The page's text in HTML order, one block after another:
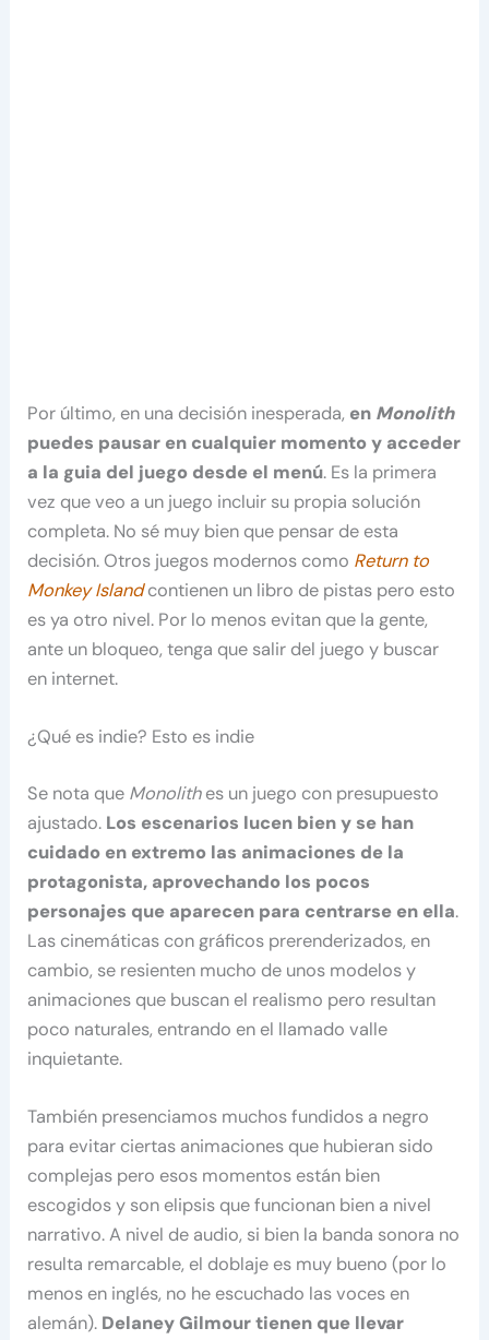
Por último, en una decisión inesperada, en Monolith
puedes pausar en cualquier momento y acceder
a la guia del juego desde el menú. Es la primera
vez que veo a un juego incluir su propia solución
completa. No sé muy bien que pensar de esta
decisión. Otros juegos modernos como Return to
Monkey Islandcontienen un libro de pistas pero esto
es ya otro nivel. Por lo menos evitan que la gente,
ante un bloqueo, tenga que salir del juego y buscar
en internet.
¿Qué es indie? Esto es indie
Se nota que Monolithes un juego con presupuesto
ajustado. Los escenarios lucen bien y se han
cuidado en extremo las animaciones de la
protagonista, aprovechando los pocos
personajes que aparecen para centrarse en ella.
Las cinemáticas con gráficos prerenderizados, en
cambio, se resienten mucho de unos modelos y
animaciones que buscan el realismo pero resultan
poco naturales, entrando en el llamado valle
inquietante.
También presenciamos muchos fundidos a negro
para evitar ciertas animaciones que hubieran sido
complejas pero esos momentos están bien
escogidos y son elipsis que funcionan bien a nivel
narrativo. A nivel de audio, si bien la banda sonora no
resulta remarcable, el doblaje es muy bueno (por lo
menos en inglés, no he escuchado las voces en
alemán). Delaney Gilmour tienen que llevar